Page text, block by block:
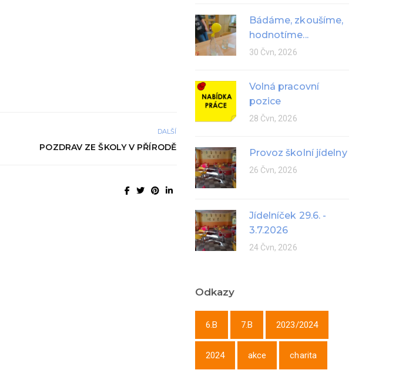
DALŠÍ
POZDRAV ZE ŠKOLY V PŘÍRODĚ
Bádáme, zkoušíme,
hodnotíme...
30 Čvn, 2026
Volná pracovní
pozice
28 Čvn, 2026
Provoz školní jídelny
26 Čvn, 2026
Jídelníček 29.6. -
3.7.2026
24 Čvn, 2026
Odkazy
6.B 7.B 2023/2024
2024 akce charita